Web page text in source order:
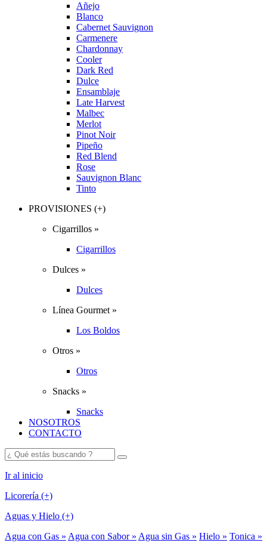
Añejo
Blanco
Cabernet Sauvignon
Carmenere
Chardonnay
Cooler
Dark Red
Dulce
Ensamblaje
Late Harvest
Malbec
Merlot
Pinot Noir
Pipeño
Red Blend
Rose
Sauvignon Blanc
Tinto
PROVISIONES (+)
Cigarrillos »
Cigarrillos
Dulces »
Dulces
Línea Gourmet »
Los Boldos
Otros »
Otros
Snacks »
Snacks
NOSOTROS
CONTACTO
Ir al inicio
Licorería (+)
Aguas y Hielo (+)
Agua con Gas » Agua con Sabor » Agua sin Gas » Hielo » Tonica »